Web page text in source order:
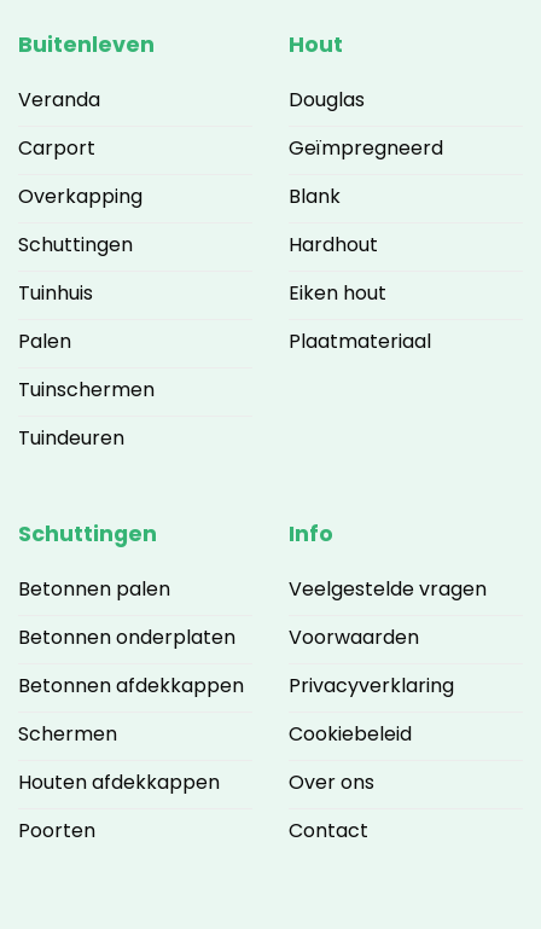
Buitenleven
Veranda
Carport
Overkapping
Schuttingen
Tuinhuis
Palen
Tuinschermen
Tuindeuren
Hout
Douglas
Geïmpregneerd
Blank
Hardhout
Eiken hout
Plaatmateriaal
Schuttingen
Betonnen palen
Betonnen onderplaten
Betonnen afdekkappen
Schermen
Houten afdekkappen
Poorten
Info
Veelgestelde vragen
Voorwaarden
Privacyverklaring
Cookiebeleid
Over ons
Contact